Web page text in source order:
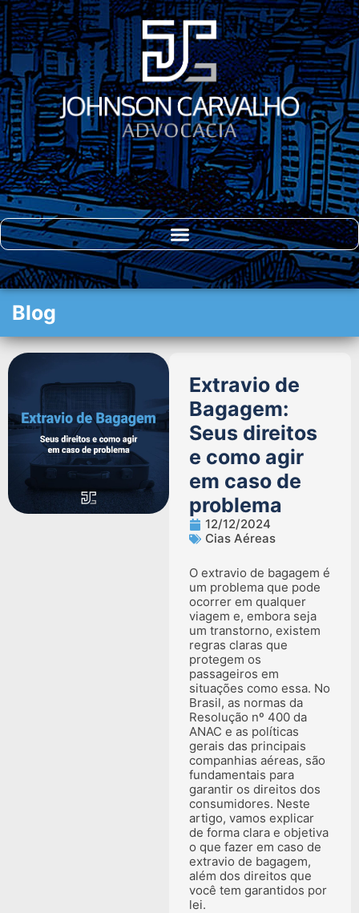
DIREITO DO
CONSUMIDOR
Blog
Extravio de
Bagagem:
Seus direitos
e como agir
em caso de
problema
12/12/2024
Cias Aéreas
O extravio de bagagem é
um problema que pode
ocorrer em qualquer
viagem e, embora seja
um transtorno, existem
regras claras que
protegem os
passageiros em
situações como essa. No
Brasil, as normas da
Resolução nº 400 da
ANAC e as políticas
gerais das principais
companhias aéreas, são
fundamentais para
garantir os direitos dos
consumidores. Neste
artigo, vamos explicar
de forma clara e objetiva
o que fazer em caso de
extravio de bagagem,
além dos direitos que
você tem garantidos por
lei.